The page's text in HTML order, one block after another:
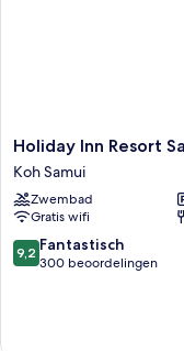
Holiday
Inn
Resort
Samui
Bophut
Beach
by
Holiday Inn Resort
Koh Samui
Zwembad
Gratis wifi
9.2
van
9,2 Fantastisch
300 beoordelingen